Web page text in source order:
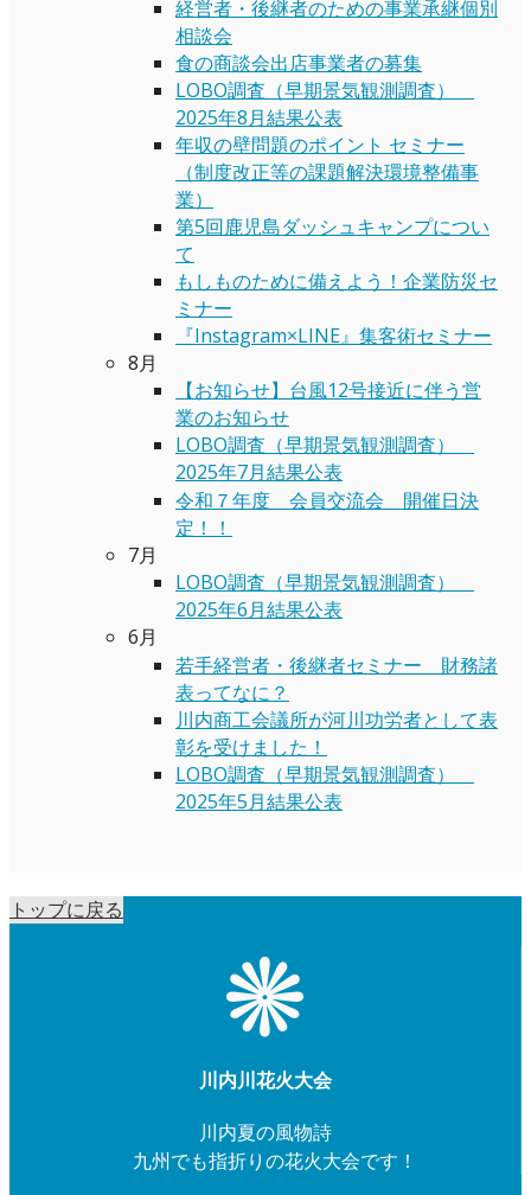
経営者・後継者のための事業承継個別
相談会
食の商談会出店事業者の募集
LOBO調査（早期景気観測調査）
2025年8月結果公表
年収の壁問題のポイント セミナー
（制度改正等の課題解決環境整備事
業）
第5回鹿児島ダッシュキャンプについ
て
もしものために備えよう！企業防災セ
ミナー
『Instagram×LINE』集客術セミナー
8月
【お知らせ】台風12号接近に伴う営
業のお知らせ
LOBO調査（早期景気観測調査）
2025年7月結果公表
令和７年度 会員交流会 開催日決
定！！
7月
LOBO調査（早期景気観測調査）
2025年6月結果公表
6月
若手経営者・後継者セミナー 財務諸
表ってなに？
川内商工会議所が河川功労者として表
彰を受けました！
LOBO調査（早期景気観測調査）
2025年5月結果公表
トップに戻る
川内川花火大会
川内夏の風物詩
九州でも指折りの花火大会です！